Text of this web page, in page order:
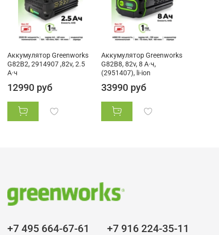
Аккумулятор Greenworks
G82B2, 2914907 ,82v, 2.5
А·ч
12990 руб
Аккумулятор Greenworks
G82B8, 82v, 8 А·ч,
(2951407), li-ion
33990 руб
+7 495 664-67-61 +7 916 224-35-11